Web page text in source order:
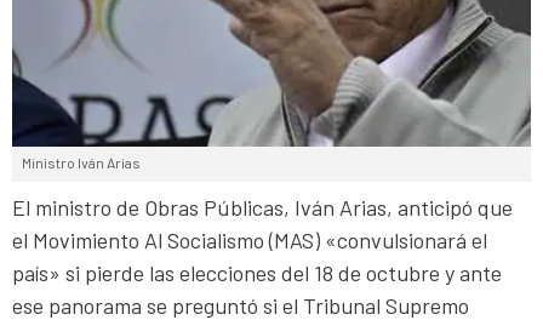
Ministro Iván Arias
El ministro de Obras Públicas, Iván Arias, anticipó que
el Movimiento Al Socialismo (MAS) «convulsionará el
país» si pierde las elecciones del 18 de octubre y ante
ese panorama se preguntó si el Tribunal Supremo